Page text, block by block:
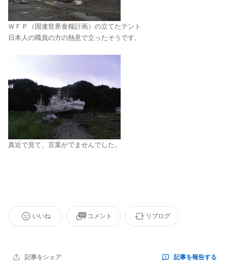
ＷＦＰ（国連世界食糧計画）の立てたテント
日本人の職員の方の熱意で立ったそうです。
真近で見て、言葉がでませんでした。
いいね コメント リブログ
記事をシェア 記事を報告する